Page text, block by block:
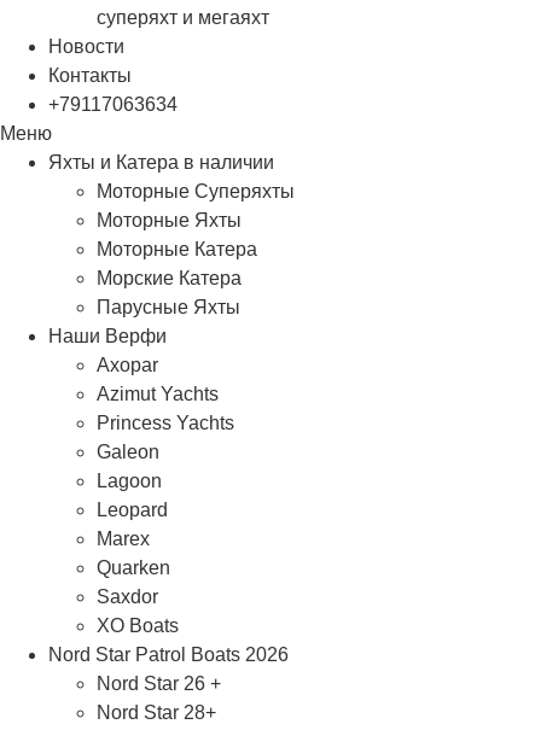
суперяхт и мегаяхт
Новости
Контакты
+79117063634
Меню
Яхты и Катера в наличии
Моторные Суперяхты
Моторные Яхты
Моторные Катера
Морские Катера
Парусные Яхты
Наши Верфи
Axopar
Azimut Yachts
Princess Yachts
Galeon
Lagoon
Leopard
Marex
Quarken
Saxdor
XO Boats
Nord Star Patrol Boats 2026
Nord Star 26 +
Nord Star 28+